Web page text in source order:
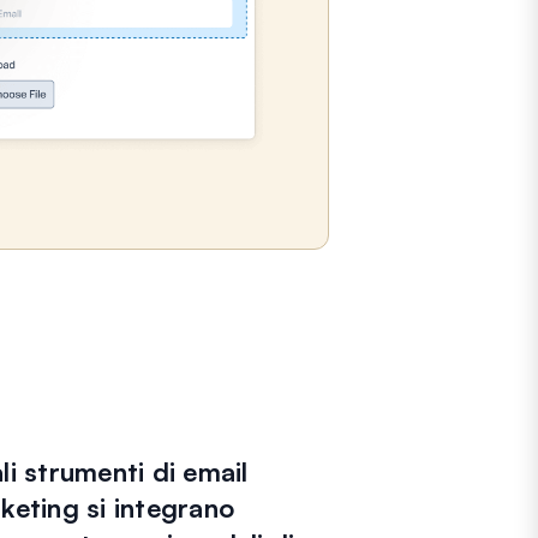
strumenti di email
si integrano